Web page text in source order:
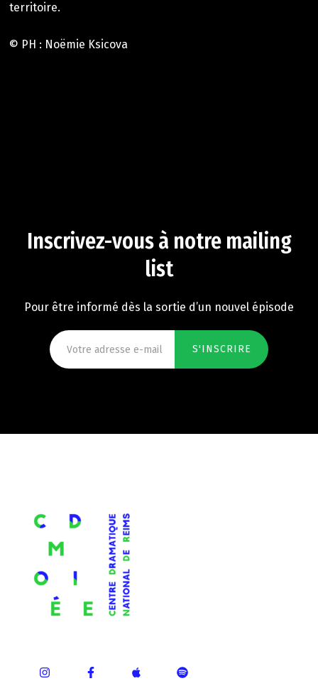
territoire.
© PH : Noëmie Ksicova
Inscrivez-vous à notre mailing
list
Pour être informé dès la sortie d’un nouvel épisode